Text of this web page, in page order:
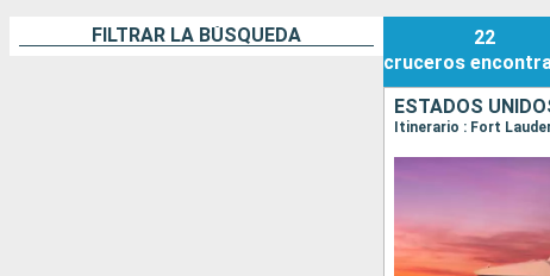
FILTRAR LA BÚSQUEDA
22
cruceros
ESTADOS
Itinerario : Fort